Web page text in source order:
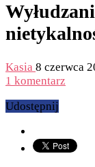
Kasia 8 czerwca
1 komentarz
Udostępnij